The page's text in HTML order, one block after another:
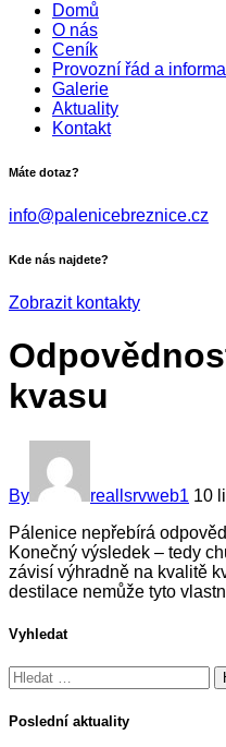
Domů
O nás
Ceník
Provozní řád a
Galerie
Aktuality
Kontakt
Máte dotaz?
info@palenicebreznice.cz
Kde nás najdete?
Zobrazit kontakty
kvasu
By reallsrvweb1 10
Pálenice nepřebírá
Konečný výsledek – tedy
závisí výhradně na kvalitě
destilace nemůže tyto
Vyhledat
Vyhledávání
Poslední aktuality